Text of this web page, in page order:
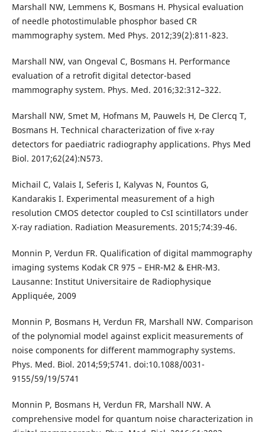
Marshall NW, Lemmens K, Bosmans H. Physical evaluation
of needle photostimulable phosphor based CR
mammography system. Med Phys. 2012;39(2):811-823.
Marshall NW, van Ongeval C, Bosmans H. Performance
evaluation of a retrofit digital detector-based
mammography system. Phys. Med. 2016;32:312–322.
Marshall NW, Smet M, Hofmans M, Pauwels H, De Clercq T,
Bosmans H. Technical characterization of five x-ray
detectors for paediatric radiography applications. Phys Med
Biol. 2017;62(24):N573.
Michail C, Valais I, Seferis I, Kalyvas N, Fountos G,
Kandarakis I. Experimental measurement of a high
resolution CMOS detector coupled to CsI scintillators under
X-ray radiation. Radiation Measurements. 2015;74:39-46.
Monnin P, Verdun FR. Qualification of digital mammography
imaging systems Kodak CR 975 – EHR-M2 & EHR-M3.
Lausanne: Institut Universitaire de Radiophysique
Appliquée, 2009
Monnin P, Bosmans H, Verdun FR, Marshall NW. Comparison
of the polynomial model against explicit measurements of
noise components for different mammography systems.
Phys. Med. Biol. 2014;59;5741. doi:10.1088/0031-
9155/59/19/5741
Monnin P, Bosmans H, Verdun FR, Marshall NW. A
comprehensive model for quantum noise characterization in